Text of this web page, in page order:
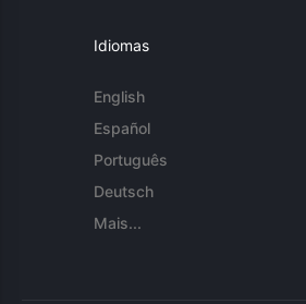
Idiomas
English
Español
Português
Deutsch
Mais...